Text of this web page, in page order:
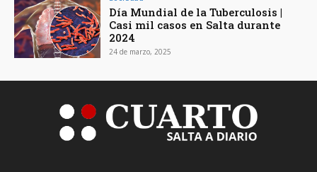
Día Mundial de la Tuberculosis |
Casi mil casos en Salta durante
2024
24 de marzo, 2025